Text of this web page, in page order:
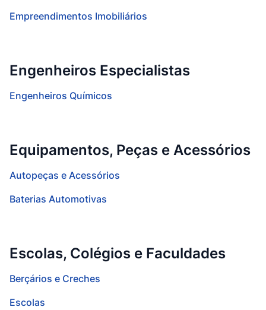
Empreendimentos Imobiliários
Engenheiros Especialistas
Engenheiros Químicos
Equipamentos, Peças e Acessórios
Autopeças e Acessórios
Baterias Automotivas
Escolas, Colégios e Faculdades
Berçários e Creches
Escolas